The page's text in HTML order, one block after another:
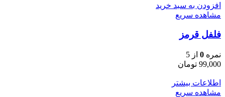
افزودن به سبد خرید
مشاهده سریع
فلفل قرمز
نمره 0 از 5
99,000 تومان
اطلاعات بیشتر
مشاهده سریع